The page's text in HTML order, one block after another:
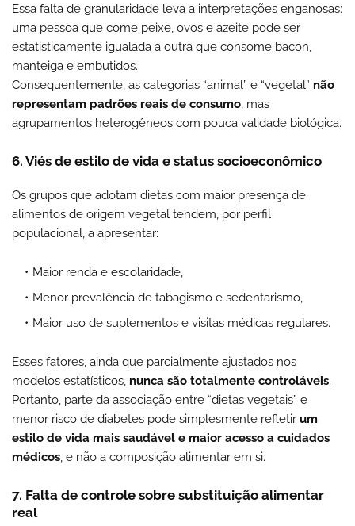
Essa falta de granularidade leva a interpretações enganosas:
uma pessoa que come peixe, ovos e azeite pode ser
estatisticamente igualada a outra que consome bacon,
manteiga e embutidos.
Consequentemente, as categorias “animal” e “vegetal” não
representam padrões reais de consumo, mas
agrupamentos heterogêneos com pouca validade biológica.
6. Viés de estilo de vida e status socioeconômico
Os grupos que adotam dietas com maior presença de
alimentos de origem vegetal tendem, por perfil
populacional, a apresentar:
Maior renda e escolaridade,
Menor prevalência de tabagismo e sedentarismo,
Maior uso de suplementos e visitas médicas regulares.
Esses fatores, ainda que parcialmente ajustados nos
modelos estatísticos, nunca são totalmente controláveis.
Portanto, parte da associação entre “dietas vegetais” e
menor risco de diabetes pode simplesmente refletir um
estilo de vida mais saudável e maior acesso a cuidados
médicos, e não a composição alimentar em si.
7. Falta de controle sobre substituição alimentar
real